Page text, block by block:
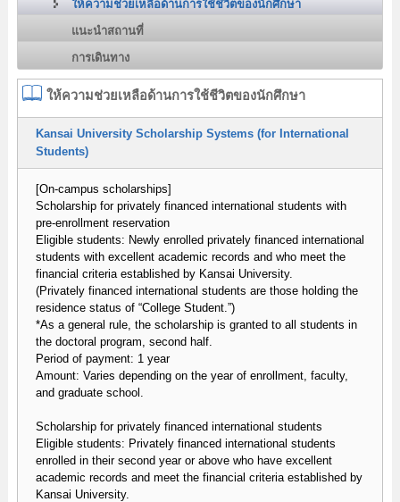
ให้ความช่วยเหลือด้านการใช้ชีวิตของนักศึกษา
แนะนำสถานที่
การเดินทาง
ให้ความช่วยเหลือด้านการใช้ชีวิตของนักศึกษา
Kansai University Scholarship Systems (for International
Students)
[On-campus scholarships]
Scholarship for privately financed international students with
pre-enrollment reservation
Eligible students: Newly enrolled privately financed international
students with excellent academic records and who meet the
financial criteria established by Kansai University.
(Privately financed international students are those holding the
residence status of “College Student.”)
*As a general rule, the scholarship is granted to all students in
the doctoral program, second half.
Period of payment: 1 year
Amount: Varies depending on the year of enrollment, faculty,
and graduate school.
Scholarship for privately financed international students
Eligible students: Privately financed international students
enrolled in their second year or above who have excellent
academic records and meet the financial criteria established by
Kansai University.